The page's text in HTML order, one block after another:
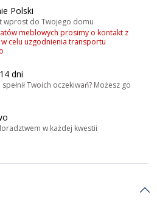
Polski
wprost do Twojego domu
meblowych prosimy o kontakt z
celu uzgodnienia transportu
dni
Twoich oczekiwań? Możesz go
w każdej kwestii